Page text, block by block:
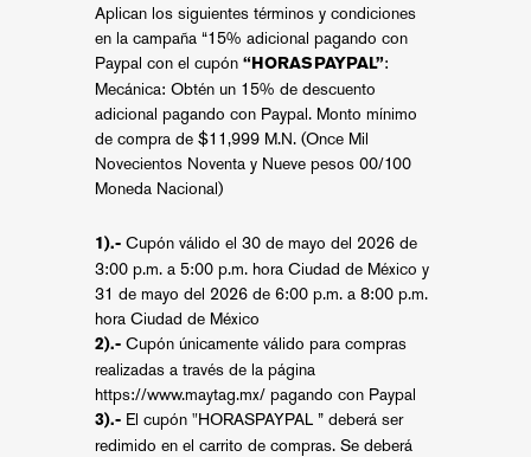
Aplican los siguientes términos y condiciones
en la campaña “15% adicional pagando con
Paypal con el cupón “HORASPAYPAL”:
Mecánica: Obtén un 15% de descuento
adicional pagando con Paypal. Monto mínimo
de compra de $11,999 M.N. (Once Mil
Novecientos Noventa y Nueve pesos 00/100
Moneda Nacional)
1).- Cupón válido el 30 de mayo del 2026 de
3:00 p.m. a 5:00 p.m. hora Ciudad de México y
31 de mayo del 2026 de 6:00 p.m. a 8:00 p.m.
hora Ciudad de México
2).- Cupón únicamente válido para compras
realizadas a través de la página
https://www.maytag.mx/ pagando con Paypal
3).- El cupón "HORASPAYPAL ” deberá ser
redimido en el carrito de compras. Se deberá